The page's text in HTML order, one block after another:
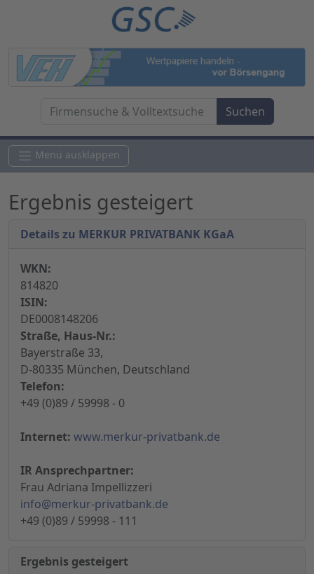
Menü ausklappen
Ergebnis gesteigert
Details zu MERKUR PRIVATBANK KGaA
WKN:
814820
ISIN:
DE0008148206
Straße, Haus-Nr.:
Bayerstraße 33,
D-80335 München, Deutschland
Telefon:
+49 (0)89 / 59998 - 0
Internet: www.merkur-privatbank.de
IR Ansprechpartner:
Frau Adriana Impellizzeri
info@merkur-privatbank.de
+49 (0)89 / 59998 - 111
Ergebnis gesteigert